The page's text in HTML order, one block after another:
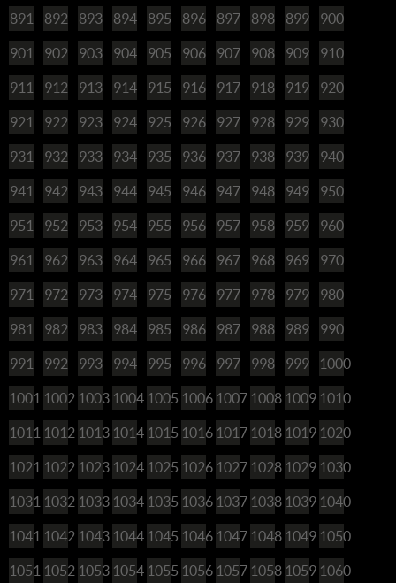
891 892 893 894 895 896 897 898 899 900
901 902 903 904 905 906 907 908 909 910
911 912 913 914 915 916 917 918 919 920
921 922 923 924 925 926 927 928 929 930
931 932 933 934 935 936 937 938 939 940
941 942 943 944 945 946 947 948 949 950
951 952 953 954 955 956 957 958 959 960
961 962 963 964 965 966 967 968 969 970
971 972 973 974 975 976 977 978 979 980
981 982 983 984 985 986 987 988 989 990
991 992 993 994 995 996 997 998 999 1000
1001 1002 1003 1004 1005 1006 1007 1008 1009 1010
1011 1012 1013 1014 1015 1016 1017 1018 1019 1020
1021 1022 1023 1024 1025 1026 1027 1028 1029 1030
1031 1032 1033 1034 1035 1036 1037 1038 1039 1040
1041 1042 1043 1044 1045 1046 1047 1048 1049 1050
1051 1052 1053 1054 1055 1056 1057 1058 1059 1060